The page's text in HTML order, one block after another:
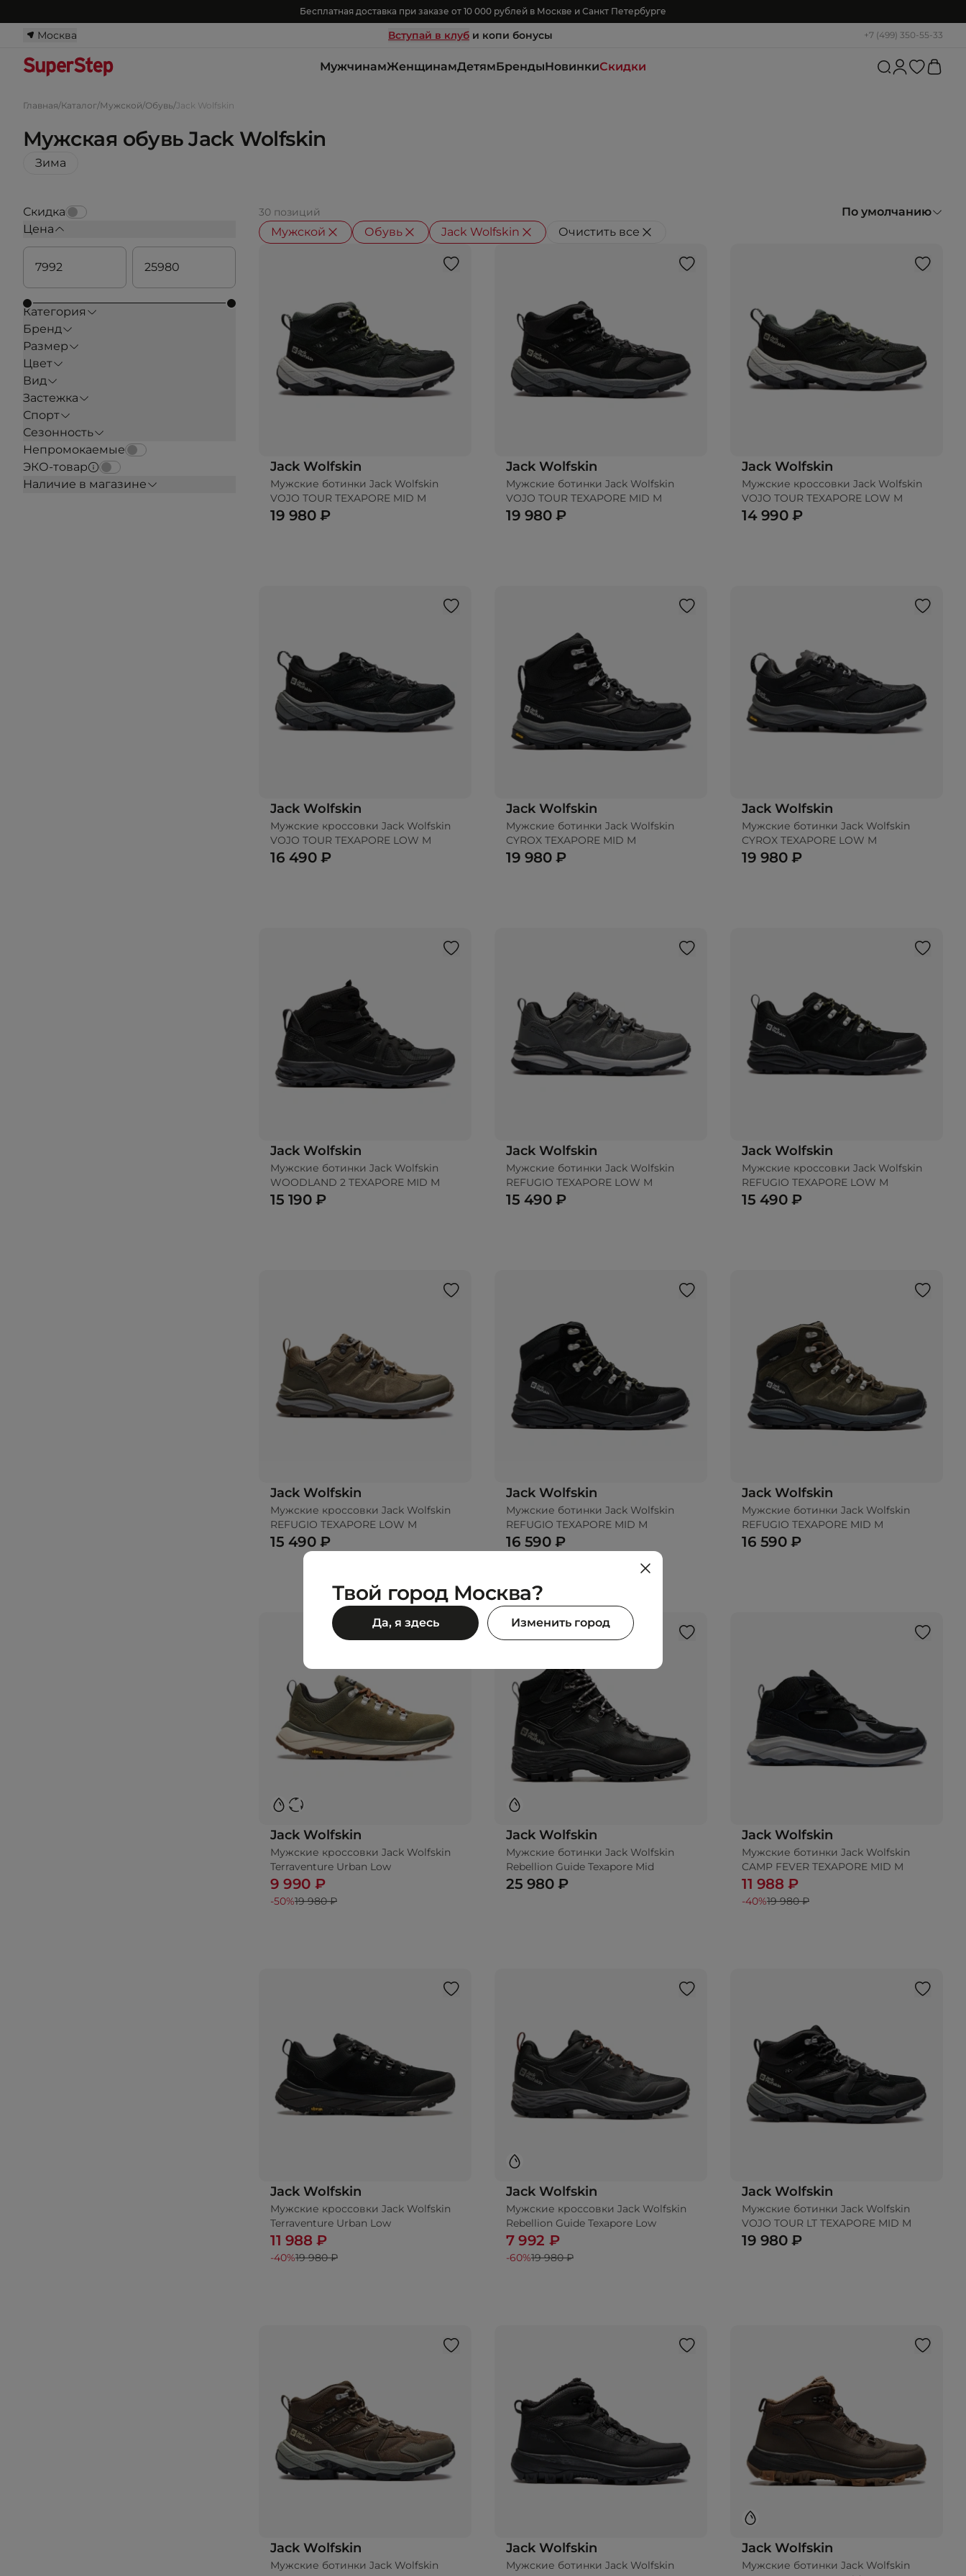
Бесплатная доставка при заказе от 10 000 рублей в Москве и Санкт Петербурге
Москва Вступай в клуб и копи бонусы +7 (499) 350-55-33
МужчинамЖенщинамДетямБрендыНовинкиСкидки
Главная/Каталог/Мужской/Обувь/Jack Wolfskin
Мужская обувь Jack Wolfskin
Зима
Скидка
Цена
Категория
Бренд
Размер
Цвет
Вид
Застежка
Спорт
Сезонность
Непромокаемые
ЭКО-товар
Наличие в магазине
30 позиций
По умолчанию
Мужской
Обувь Jack Wolfskin Очистить все
Jack Wolfskin
Мужские ботинки Jack Wolfskin
VOJO TOUR TEXAPORE MID M
19 980 ₽
Jack Wolfskin
Мужские ботинки Jack Wolfskin
VOJO TOUR TEXAPORE MID M
19 980 ₽
Jack Wolfskin
Мужские кроссовки Jack Wolfskin
VOJO TOUR TEXAPORE LOW M
14 990 ₽
Jack Wolfskin
Мужские кроссовки Jack Wolfskin
VOJO TOUR TEXAPORE LOW M
16 490 ₽
Jack Wolfskin
Мужские ботинки Jack Wolfskin
CYROX TEXAPORE MID M
19 980 ₽
Jack Wolfskin
Мужские ботинки Jack Wolfskin
CYROX TEXAPORE LOW M
19 980 ₽
Jack Wolfskin
Мужские ботинки Jack Wolfskin
WOODLAND 2 TEXAPORE MID M
15 190 ₽
Jack Wolfskin
Мужские ботинки Jack Wolfskin
REFUGIO TEXAPORE LOW M
15 490 ₽
Jack Wolfskin
Мужские кроссовки Jack Wolfskin
REFUGIO TEXAPORE LOW M
15 490 ₽
Jack Wolfskin
Мужские кроссовки Jack Wolfskin
REFUGIO TEXAPORE LOW M
15 490 ₽
Jack Wolfskin
Мужские ботинки Jack Wolfskin
REFUGIO TEXAPORE MID M
16 590 ₽
Jack Wolfskin
Мужские ботинки Jack Wolfskin
REFUGIO TEXAPORE MID M
16 590 ₽
Jack Wolfskin
Мужские кроссовки Jack Wolfskin
Terraventure Urban Low
9 990 ₽
-50%19 980 ₽
Jack Wolfskin
Мужские ботинки Jack Wolfskin
Rebellion Guide Texapore Mid
25 980 ₽
Jack Wolfskin
Мужские ботинки Jack Wolfskin
CAMP FEVER TEXAPORE MID M
11 988 ₽
-40%19 980 ₽
Jack Wolfskin
Мужские кроссовки Jack Wolfskin
Terraventure Urban Low
11 988 ₽
-40%19 980 ₽
Jack Wolfskin
Мужские кроссовки Jack Wolfskin
Rebellion Guide Texapore Low
7 992 ₽
-60%19 980 ₽
Jack Wolfskin
Мужские ботинки Jack Wolfskin
VOJO TOUR LT TEXAPORE MID M
19 980 ₽
Jack Wolfskin
Мужские ботинки Jack Wolfskin
Jack Wolfskin
Мужские ботинки Jack Wolfskin
Jack Wolfskin
Мужские ботинки Jack Wolfskin
Твой город Москва?
Да, я здесь Изменить город